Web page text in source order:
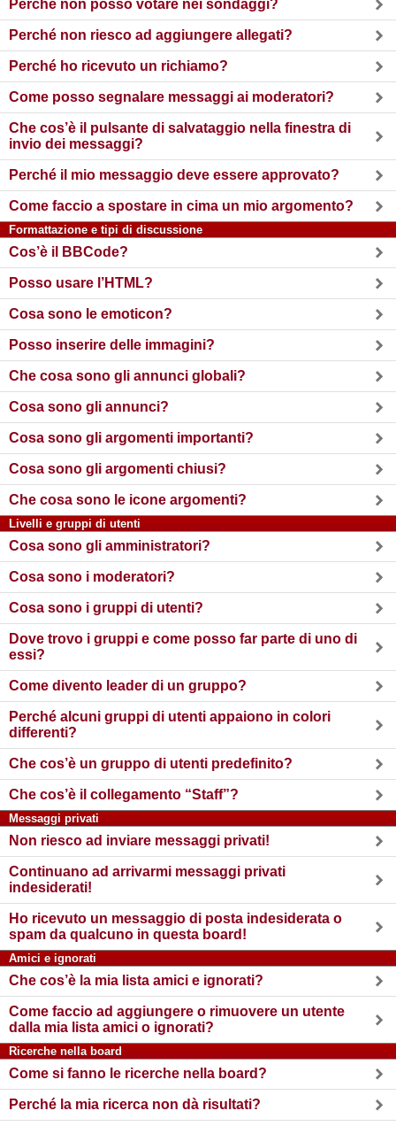
Perché non posso votare nei sondaggi?
Perché non riesco ad aggiungere allegati?
Perché ho ricevuto un richiamo?
Come posso segnalare messaggi ai moderatori?
Che cos’è il pulsante di salvataggio nella finestra di
invio dei messaggi?
Perché il mio messaggio deve essere approvato?
Come faccio a spostare in cima un mio argomento?
Formattazione e tipi di discussione
Cos’è il BBCode?
Posso usare l’HTML?
Cosa sono le emoticon?
Posso inserire delle immagini?
Che cosa sono gli annunci globali?
Cosa sono gli annunci?
Cosa sono gli argomenti importanti?
Cosa sono gli argomenti chiusi?
Che cosa sono le icone argomenti?
Livelli e gruppi di utenti
Cosa sono gli amministratori?
Cosa sono i moderatori?
Cosa sono i gruppi di utenti?
Dove trovo i gruppi e come posso far parte di uno di
essi?
Come divento leader di un gruppo?
Perché alcuni gruppi di utenti appaiono in colori
differenti?
Che cos’è un gruppo di utenti predefinito?
Che cos’è il collegamento “Staff”?
Messaggi privati
Non riesco ad inviare messaggi privati!
Continuano ad arrivarmi messaggi privati
indesiderati!
Ho ricevuto un messaggio di posta indesiderata o
spam da qualcuno in questa board!
Amici e ignorati
Che cos’è la mia lista amici e ignorati?
Come faccio ad aggiungere o rimuovere un utente
dalla mia lista amici o ignorati?
Ricerche nella board
Come si fanno le ricerche nella board?
Perché la mia ricerca non dà risultati?